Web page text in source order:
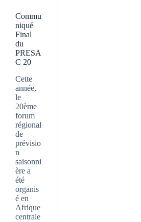
Commu
niqué
Final
du
PRESA
C 20
Cette
année,
le
20ème
forum
régional
de
prévisio
n
saisonni
ère a
été
organis
é en
Afrique
centrale